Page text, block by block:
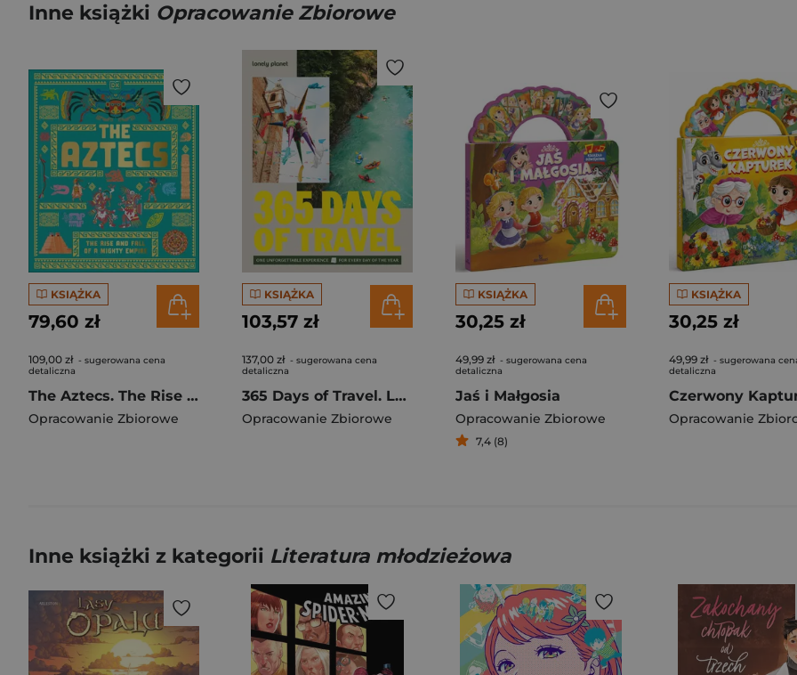
Inne książki Opracowanie Zbiorowe
KSIĄŻKA
79,60 zł
109,00 zł - sugerowana cena
detaliczna
The Aztecs. The Rise and Fall of a Mighty Empire
Opracowanie Zbiorowe
KSIĄŻKA
103,57 zł
137,00 zł - sugerowana cena
detaliczna
365 Days of Travel. Lonely Planet
Opracowanie Zbiorowe
KSIĄŻKA
30,25 zł
49,99 zł - sugerowana cena
detaliczna
Jaś i Małgosia
Opracowanie Zbiorowe
7,4 (8)
KSIĄŻKA
30,25 zł
49,99 zł - sugerowana
detaliczna
Czerwony
Opracowanie
Inne książki z kategorii Literatura młodzieżowa